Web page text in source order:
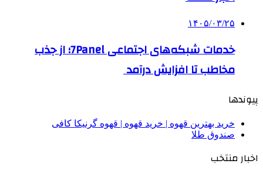
۱۴۰۵/۰۳/۲۵
خدمات شبکه‌های اجتماعی 7Panel؛ از جذب
مخاطب تا افزایش درآمد
پیوندها
خرید بهترین قهوه | خرید قهوه | قهوه گرنیکا کافی
صندوق طلا
اخبار منتخب